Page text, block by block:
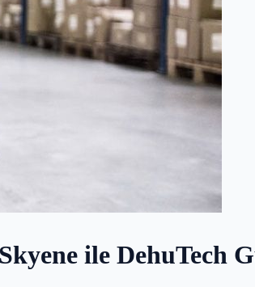
ile DehuTech